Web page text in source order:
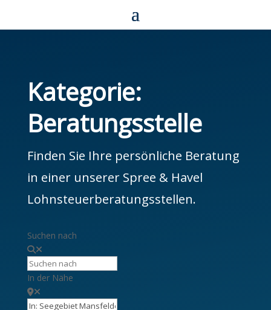
Kategorie:
Beratungsstelle
Finden Sie Ihre persönliche Beratung
in einer unserer Spree & Havel
Lohnsteuerberatungsstellen.
Suchen nach
In der Nähe